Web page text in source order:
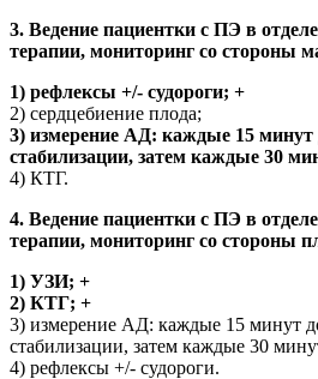
3. Ведение пациентки с ПЭ в
терапии, мониторинг со стороны
1) рефлексы +/- судороги; +
2) сердцебиение плода;
3) измерение АД: каждые 15 минут
стабилизации, затем каждые 30
4) КТГ.
4. Ведение пациентки с ПЭ в
терапии, мониторинг со стороны
1) УЗИ; +
2) КТГ; +
3) измерение АД: каждые 15 минут
стабилизации, затем каждые 30
4) рефлексы +/- судороги.